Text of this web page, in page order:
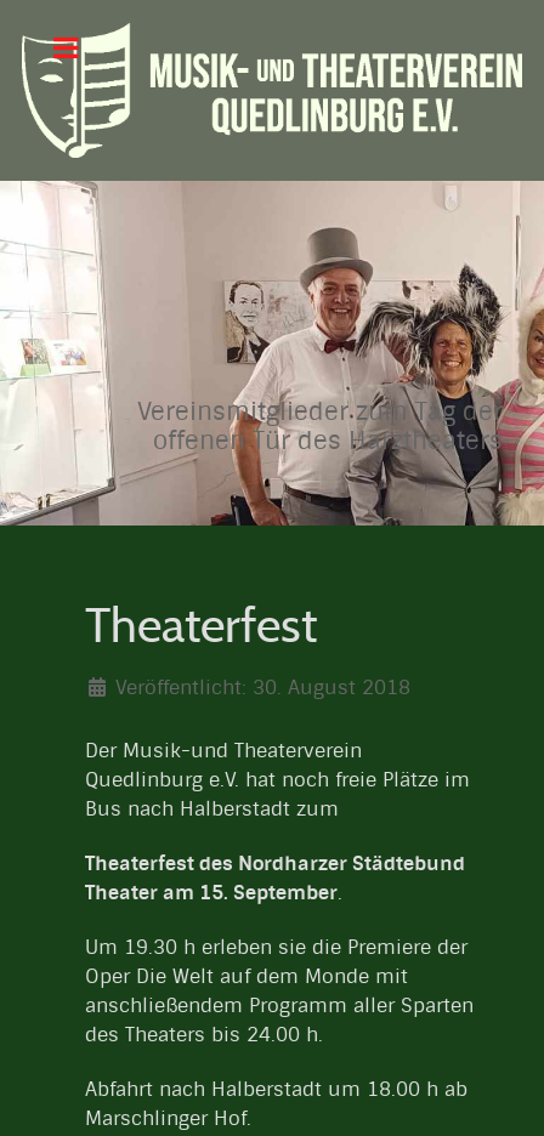
Vereinsmitglieder zum Tag der
offenen Tür des Harztheaters
Theaterfest
Veröffentlicht: 30. August 2018
Der Musik-und Theaterverein
Quedlinburg e.V. hat noch freie Plätze im
Bus nach Halberstadt zum
Theaterfest des Nordharzer Städtebund
Theater am 15. September.
Um 19.30 h erleben sie die Premiere der
Oper Die Welt auf dem Monde mit
anschließendem Programm aller Sparten
des Theaters bis 24.00 h.
Abfahrt nach Halberstadt um 18.00 h ab
Marschlinger Hof.